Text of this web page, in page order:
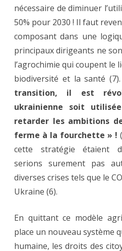
nécessaire de diminuer
50% pour 2030 ! Il faut
composant dans une
principaux dirigeants ne
l’agrochimie qui coupent le
biodiversité et la santé (7).
transition, il est
ukrainienne soit
retarder les ambitions
ferme à la fourchette » !
cette stratégie étaient
serions surement pas
diverses crises tels que le
Ukraine (6).
En quittant ce modèle
place un nouveau système
humaine, les droits des